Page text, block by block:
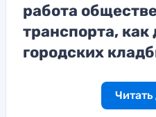
работа
транспорта, как
городских